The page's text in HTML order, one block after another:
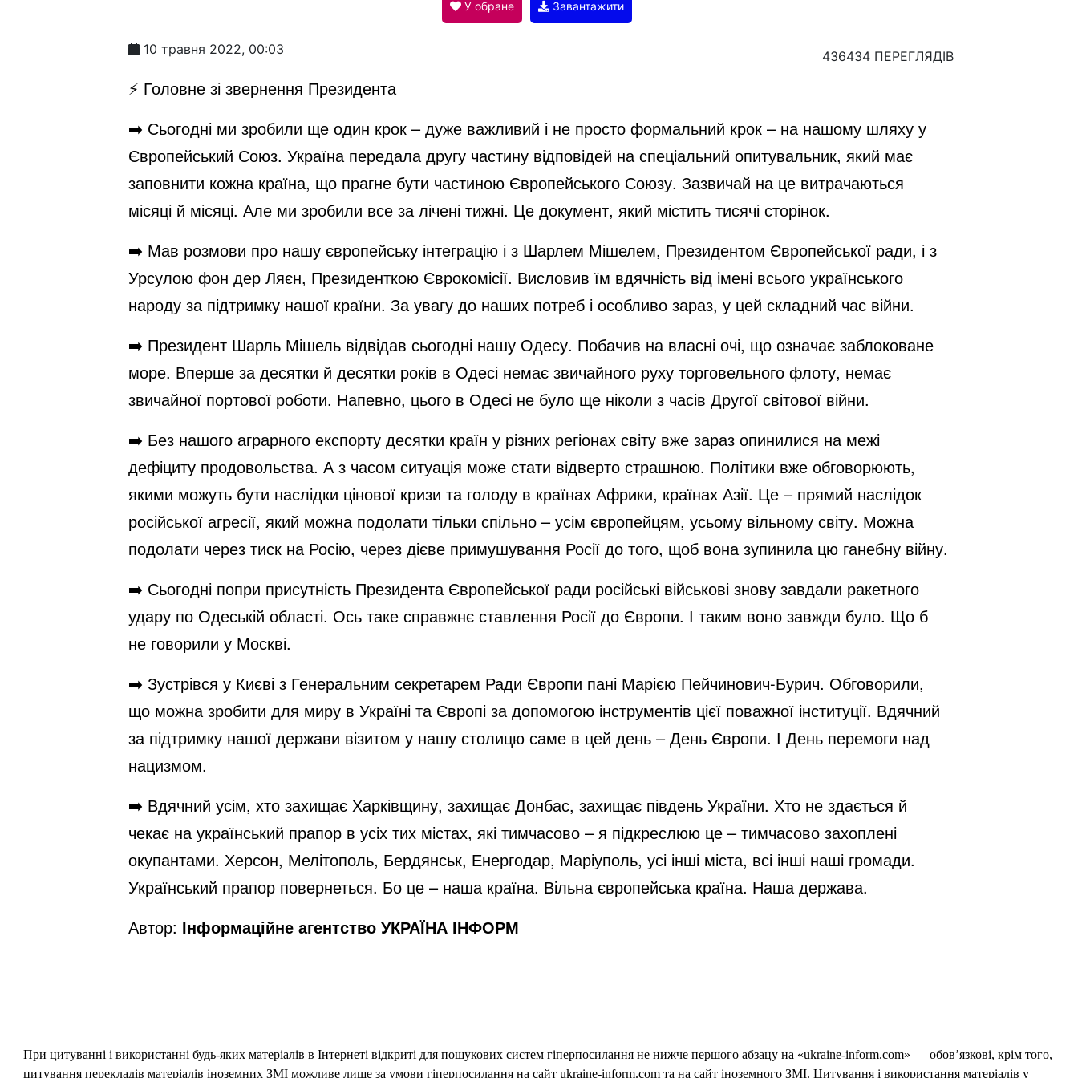
d
e
o
У обране Завантажити
10 травня 2022, 00:03 436434 ПЕРЕГЛЯДІВ
⚡️ Головне зі звернення Президента
➡️ Сьогодні ми зробили ще один крок – дуже важливий і не просто формальний крок – на нашому шляху у
Європейський Союз. Україна передала другу частину відповідей на спеціальний опитувальник, який має
заповнити кожна країна, що прагне бути частиною Європейського Союзу. Зазвичай на це витрачаються
місяці й місяці. Але ми зробили все за лічені тижні. Це документ, який містить тисячі сторінок.
➡️ Мав розмови про нашу європейську інтеграцію і з Шарлем Мішелем, Президентом Європейської ради, і з
Урсулою фон дер Ляєн, Президенткою Єврокомісії. Висловив їм вдячність від імені всього українського
народу за підтримку нашої країни. За увагу до наших потреб і особливо зараз, у цей складний час війни.
➡️ Президент Шарль Мішель відвідав сьогодні нашу Одесу. Побачив на власні очі, що означає заблоковане
море. Вперше за десятки й десятки років в Одесі немає звичайного руху торговельного флоту, немає
звичайної портової роботи. Напевно, цього в Одесі не було ще ніколи з часів Другої світової війни.
➡️ Без нашого аграрного експорту десятки країн у різних регіонах світу вже зараз опинилися на межі
дефіциту продовольства. А з часом ситуація може стати відверто страшною. Політики вже обговорюють,
якими можуть бути наслідки цінової кризи та голоду в країнах Африки, країнах Азії. Це – прямий наслідок
російської агресії, який можна подолати тільки спільно – усім європейцям, усьому вільному світу. Можна
подолати через тиск на Росію, через дієве примушування Росії до того, щоб вона зупинила цю ганебну війну.
➡️ Сьогодні попри присутність Президента Європейської ради російські військові знову завдали ракетного
удару по Одеській області. Ось таке справжнє ставлення Росії до Європи. І таким воно завжди було. Що б
не говорили у Москві.
➡️ Зустрівся у Києві з Генеральним секретарем Ради Європи пані Марією Пейчинович-Бурич. Обговорили,
що можна зробити для миру в Україні та Європі за допомогою інструментів цієї поважної інституції. Вдячний
за підтримку нашої держави візитом у нашу столицю саме в цей день – День Європи. І День перемоги над
нацизмом.
➡️ Вдячний усім, хто захищає Харківщину, захищає Донбас, захищає південь України. Хто не здається й
чекає на український прапор в усіх тих містах, які тимчасово – я підкреслюю це – тимчасово захоплені
окупантами. Херсон, Мелітополь, Бердянськ, Енергодар, Маріуполь, усі інші міста, всі інші наші громади.
Український прапор повернеться. Бо це – наша країна. Вільна європейська країна. Наша держава.
Автор: Інформаційне агентство УКРАЇНА ІНФОРМ
При цитуванні і використанні будь-яких матеріалів в Інтернеті відкриті для пошукових систем гіперпосилання не нижче першого абзацу на «ukraine-inform.com» — обов’язкові, крім того,
цитування перекладів матеріалів іноземних ЗМІ можливе лише за умови гіперпосилання на сайт ukraine-inform.com та на сайт іноземного ЗМІ. Цитування і використання матеріалів у